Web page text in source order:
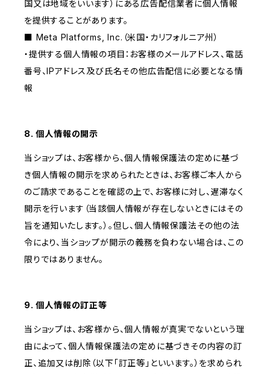
国又は地域をいいます）にある広告配信業者に個人情報
を提供することがあります。
■ Meta Platforms, Inc.（米国・カリフォルニア州）
・提供する個人情報の項目：お客様のメールアドレス、電話
番号、IPアドレス及び氏名その他広告配信に必要となる情
報
8. 個人情報の開示
当ショップは、お客様から、個人情報保護法の定めに基づ
き個人情報の開示を求められたときは、お客様ご本人から
のご請求であることを確認の上で、お客様に対し、遅滞なく
開示を行います（当該個人情報が存在しないときにはその
旨を通知いたします。）。但し、個人情報保護法その他の法
令により、当ショップが開示の義務を負わない場合は、この
限りではありません。
9. 個人情報の訂正等
当ショップは、お客様から、個人情報が真実でないという理
由によって、個人情報保護法の定めに基づきその内容の訂
正、追加又は削除（以下「訂正等」といいます。）を求められ